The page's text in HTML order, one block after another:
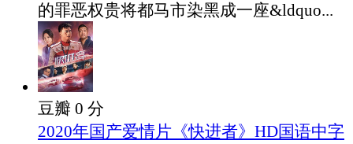
的罪恶权贵将都马市染黑成一座&ldquo...
豆瓣 0 分
2020年国产爱情片《快进者》HD国语中字